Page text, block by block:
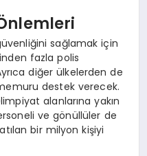
sağlamak için
fazla polis
diğer ülkelerden de
destek verecek.
alanlarına yakın
ve gönüllüler de
bir milyon kişiyi